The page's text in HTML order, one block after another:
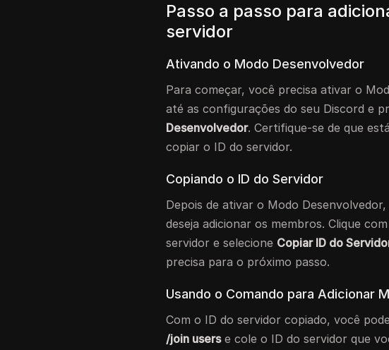
Passo a passo para
servidor
Ativando o Modo Desenvolvedor
Para começar, você precisa ativar o
até as configurações do seu Discord e
Desenvolvedor. Certifique-se de que
copiar o ID do servidor.
Copiando o ID do Servidor
Depois de ativar o Modo
deseja adicionar os membros. Clique
servidor e selecione Copiar ID do
precisa para o próximo passo.
Usando o Comando para Adicionar
Com o ID do servidor copiado, você
/join userse cole o ID do servidor que